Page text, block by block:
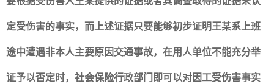
定受伤害的事实，而上述证据只要能够初步证明王某系上班
途中遭遇非本人主要原因交通事故，在用人单位不能充分举
证予以否定时，社会保险行政部门即可以对因工受伤害事实